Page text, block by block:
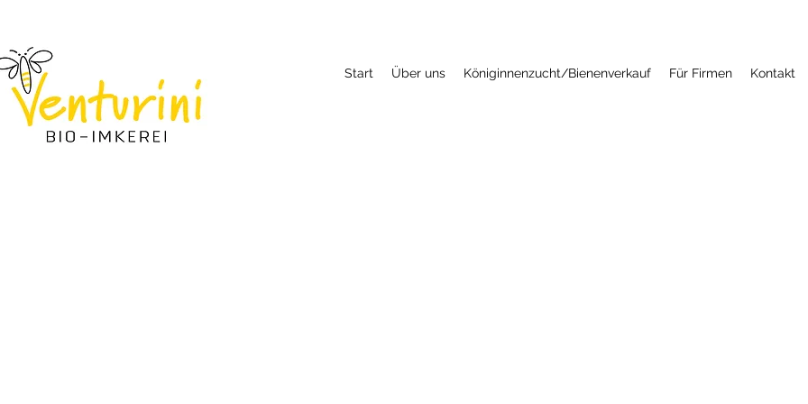
Start Über uns Königinnenzucht/Bienenverkauf Für Firmen Kontakt